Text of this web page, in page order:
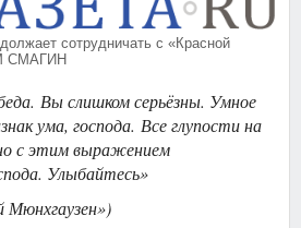
сотрудничать с «Красной
СМАГИН
Вы слишком серьёзны. Умное
ума, господа. Все глупости на
с этим выражением
Улыбайтесь»